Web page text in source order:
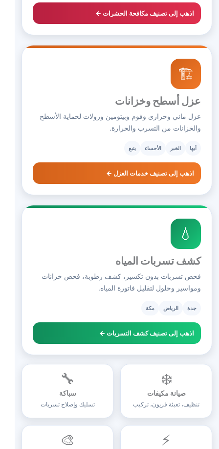
اذهب إلى تصنيف مكافحة الحشرات ←
🏗️
عزل أسطح وخزانات
عزل مائي وحراري وفوم وبيتومين ورولات لحماية الأسطح
والخزانات من التسرب والحرارة.
أبها الخبر الأحساء ينبع
اذهب إلى تصنيف خدمات العزل ←
💧
كشف تسربات المياه
فحص تسربات بدون تكسير، كشف رطوبة، فحص خزانات
ومواسير وحلول لتقليل فاتورة المياه.
جدة الرياض مكة
اذهب إلى تصنيف كشف التسربات ←
❄️
صيانة مكيفات
تنظيف، تعبئة فريون، تركيب
🔧
سباكة
تسليك وإصلاح تسربات
⚡
🎨